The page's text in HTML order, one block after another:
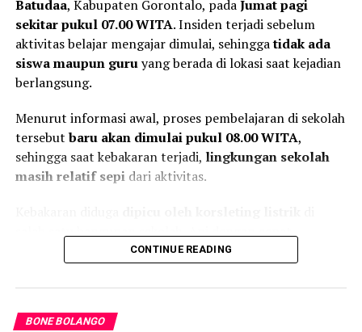
Batudaa, Kabupaten Gorontalo, padaJumat pagi
sekitar pukul 07.00 WITA. Insiden terjadi sebelum
aktivitas belajar mengajar dimulai, sehinggatidak ada
siswa maupun guruyang berada di lokasi saat kejadian
berlangsung.
Menurut informasi awal, proses pembelajaran di sekolah
tersebutbaru akan dimulai pukul 08.00 WITA,
sehingga saat kebakaran terjadi, lingkungan sekolah
masih relatif sepidari aktivitas.
menghanguskan dua gedung utama
kelasdansatu bangunan kantor guru serta tata
usaha.
CONTINUE READING
BONE BOLANGO